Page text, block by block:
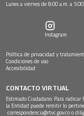
Lunes a viernes de 8:00 a.m. a 5:00
Instagram
Política de privacidad y
Condiciones de uso
Accesibilidad
CONTACTO VIRTUAL
Estimado Ciudadano: Para radicar
la Entidad puede remitir lo
correspondencia@rtvc.gov.co o